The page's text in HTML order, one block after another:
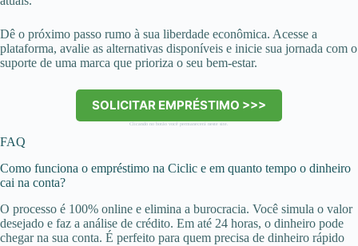
Dê o próximo passo rumo à sua liberdade econômica. Acesse a
plataforma, avalie as alternativas disponíveis e inicie sua jornada com o
suporte de uma marca que prioriza o seu bem-estar.
SOLICITAR EMPRÉSTIMO >>>
Clicando no botão você permanecerá neste site.
FAQ
Como funciona o empréstimo na Ciclic e em quanto tempo o dinheiro
cai na conta?
O processo é 100% online e elimina a burocracia. Você simula o valor
desejado e faz a análise de crédito. Em até 24 horas, o dinheiro pode
chegar na sua conta. É perfeito para quem precisa de dinheiro rápido